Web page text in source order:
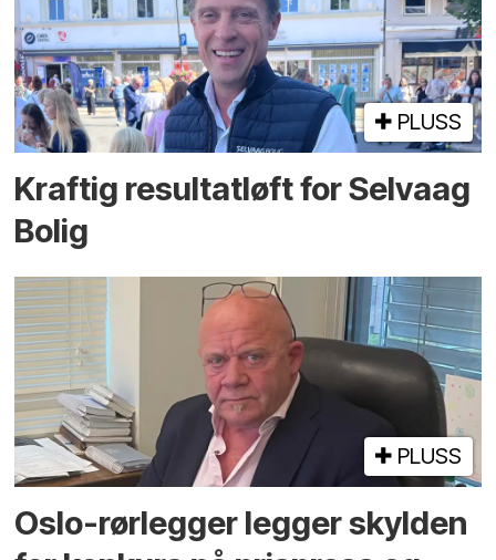
PLUSS
Kraftig resultatløft for Selvaag
Bolig
PLUSS
Oslo-rørlegger legger skylden